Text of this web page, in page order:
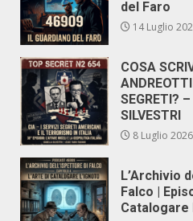
del Faro
14 Luglio
COSA
SEGRETI?
SILVESTRI
8 Luglio 2026
L’Archivio
Falco |
Catalogare